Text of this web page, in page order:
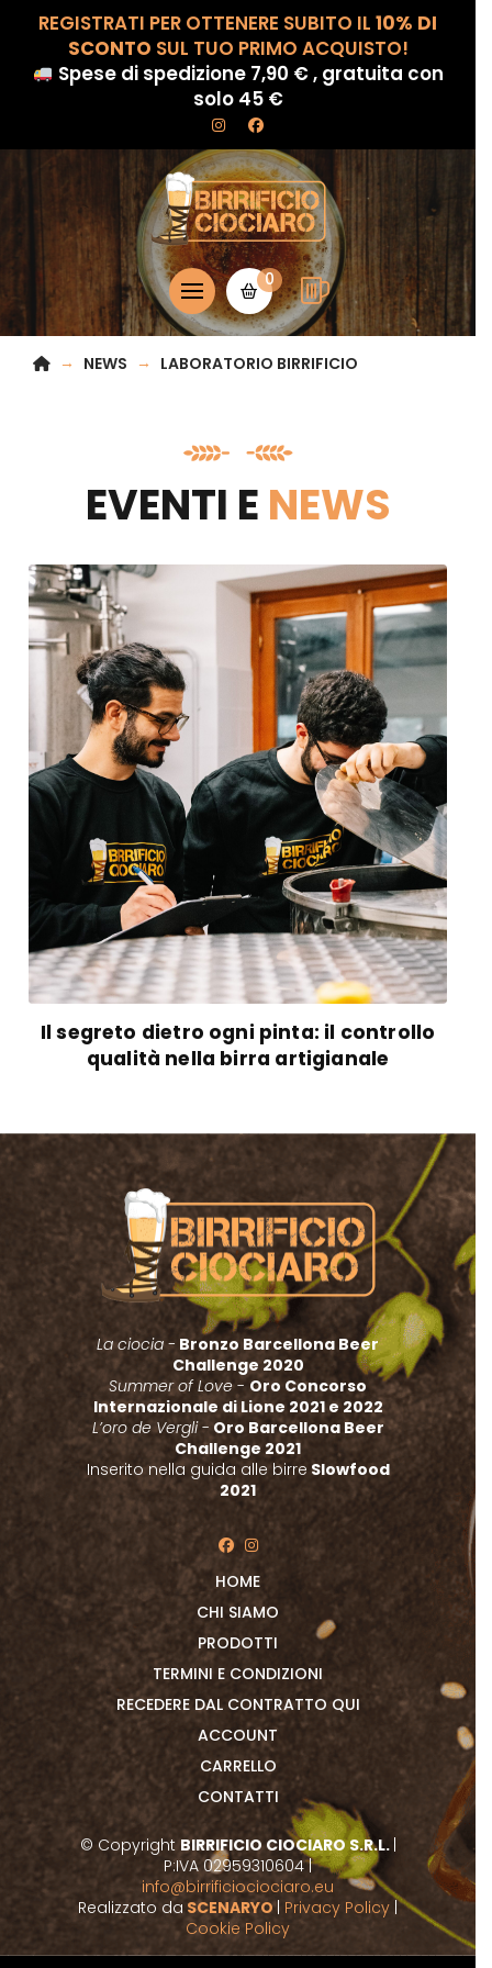
REGISTRATI PER OTTENERE SUBITO IL 10% DI
SCONTO SUL TUO PRIMO ACQUISTO!
Spese di spedizione 7,90 € , gratuita con
solo 45 €
0
HOME
→ NEWS → LABORATORIO BIRRIFICIO
EVENTI E NEWS
Il segreto dietro ogni pinta: il controllo
qualità nella birra artigianale
La ciocia - Bronzo Barcellona Beer
Challenge 2020
Summer of Love - Oro Concorso
Internazionale di Lione 2021 e 2022
L’oro de Vergli - Oro Barcellona Beer
Challenge 2021
Inserito nella guida alle birre Slowfood
2021
HOME
CHI SIAMO
PRODOTTI
TERMINI E CONDIZIONI
RECEDERE DAL CONTRATTO QUI
ACCOUNT
CARRELLO
CONTATTI
© Copyright BIRRIFICIO CIOCIARO S.R.L.
P:IVA 02959310604 |
info@birrificiociociaro.eu
Realizzato da SCENARYO Privacy Policy
Cookie Policy